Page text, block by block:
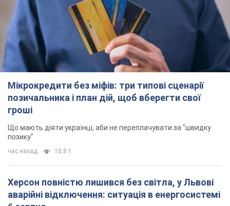
Мікрокредити без міфів: три типові сценарії
позичальника і план дій, щоб вберегти свої
гроші
Що мають діяти українці, аби не переплачувати за "швидку
позику"
час назад 10,8 т.
Херсон повністю лишився без світла, у Львові
аварійні відключення: ситуація в енергосистемі